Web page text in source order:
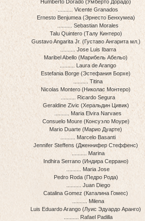
Humberto Dorado (Умберто Дорадо)
.......... Vicente Granados
Ernesto Benjumea (Эрнесто Бенхумеа)
.......... Sebastian Morales
Talu Quintero (Талу Кинтеро)
Gustavo Angarita Jr. (Густаво Ангарита мл.)
.......... Jose Luis Ibarra
Maribel Abello (Марибель Абельо)
.......... Laura de Arango
Estefania Borge (Эстефания Борхе)
.......... Titina
Nicolas Montero (Николас Монтеро)
.......... Ricardo Segura
Geraldine Zivic (Херальдин Цивик)
.......... Maria Elvira Narvaes
Consuelo Moure (Консуэло Моуре)
Mario Duarte (Марио Дуарте)
.......... Marcelo Basanti
Jennifer Steffens (Дженнифер Стеффенс)
.......... Marina
Indhira Serrano (Индира Серрано)
.......... Maria Jose
Pedro Roda (Педро Рода)
.......... Juan Diego
Catalina Gomez (Каталина Гомес)
.......... Milena
Luis Eduardo Arango (Луис Эдуардо Аранго)
.......... Rafael Padilla